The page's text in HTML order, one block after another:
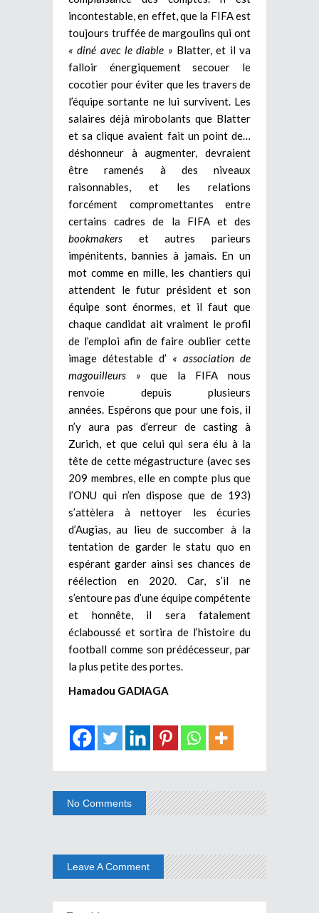
incontestable, en effet, que la FIFA est
toujours truffée de margoulins qui ont
« diné avec le diable » Blatter, et il va
falloir énergiquement secouer le
cocotier pour éviter que les travers de
l’équipe sortante ne lui survivent. Les
salaires déjà mirobolants que Blatter
et sa clique avaient fait un point de…
déshonneur à augmenter, devraient
être ramenés à des niveaux
raisonnables, et les relations
forcément compromettantes entre
certains cadres de la FIFA et des
bookmakers et autres parieurs
impénitents, bannies à jamais. En un
mot comme en mille, les chantiers qui
attendent le futur président et son
équipe sont énormes, et il faut que
chaque candidat ait vraiment le profil
de l’emploi afin de faire oublier cette
image détestable d’ « association de
magouilleurs » que la FIFA nous
renvoie depuis plusieurs
années. Espérons que pour une fois, il
n’y aura pas d’erreur de casting à
Zurich, et que celui qui sera élu à la
tête de cette mégastructure (avec ses
209 membres, elle en compte plus que
l’ONU qui n’en dispose que de 193)
s’attèlera à nettoyer les écuries
d’Augias, au lieu de succomber à la
tentation de garder le statu quo en
espérant garder ainsi ses chances de
réélection en 2020. Car, s’il ne
s’entoure pas d’une équipe compétente
et honnête, il sera fatalement
éclaboussé et sortira de l’histoire du
football comme son prédécesseur, par
la plus petite des portes.
Hamadou GADIAGA
No Comments
Leave A Comment